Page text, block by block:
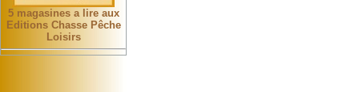
5 magasines a lire aux
Editions Chasse Pêche
Loisirs